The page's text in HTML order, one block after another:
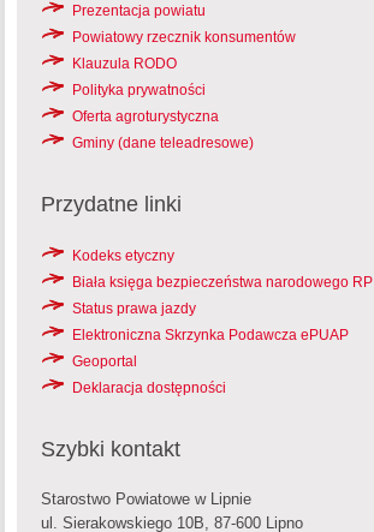
Prezentacja powiatu
Powiatowy rzecznik konsumentów
Klauzula RODO
Polityka prywatności
Oferta agroturystyczna
Gminy (dane teleadresowe)
Przydatne linki
Kodeks etyczny
Biała księga bezpieczeństwa narodowego RP
Status prawa jazdy
Elektroniczna Skrzynka Podawcza ePUAP
Geoportal
Deklaracja dostępności
Szybki kontakt
Starostwo Powiatowe w Lipnie
ul. Sierakowskiego 10B, 87-600 Lipno